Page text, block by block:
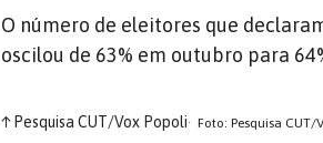
O número de eleitores que
oscilou de 63% em outubro para
↑Pesquisa CUT/Vox Popoli Foto: Pesquisa CUT/